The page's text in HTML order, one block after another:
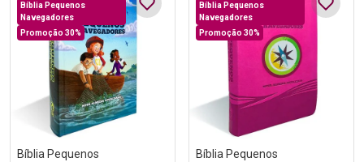
Bíblia Pequenos
Navegadores
Promoção 30%
Bíblia Pequenos
Bíblia Pequenos
Navegadores
Promoção 30%
Bíblia Pequenos